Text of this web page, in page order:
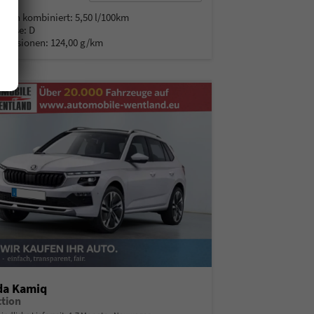
kombiniert:5,50 l/100km
D
124,00 g/km
Kamiq